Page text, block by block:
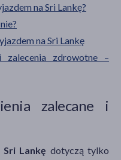
na Sri Lankę?
na Sri Lankę
zalecenia zdrowotne –
zalecane i
Lankę dotyczą tylko